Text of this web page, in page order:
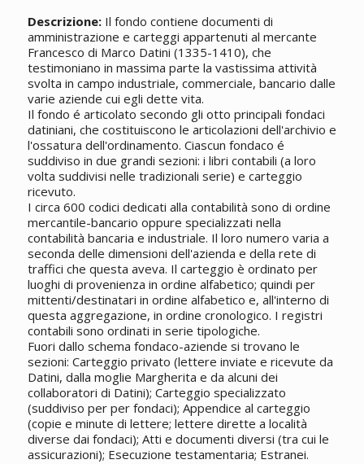
Descrizione:Il fondo contiene documenti di
amministrazione e carteggi appartenuti al mercante
Francesco di Marco Datini (1335-1410), che
testimoniano in massima parte la vastissima attività
svolta in campo industriale, commerciale, bancario dalle
varie aziende cui egli dette vita.
Il fondo é articolato secondo gli otto principali fondaci
datiniani, che costituiscono le articolazioni dell'archivio e
l'ossatura dell'ordinamento. Ciascun fondaco é
suddiviso in due grandi sezioni: i libri contabili (a loro
volta suddivisi nelle tradizionali serie) e carteggio
ricevuto.
I circa 600 codici dedicati alla contabilità sono di ordine
mercantile-bancario oppure specializzati nella
contabilità bancaria e industriale. Il loro numero varia a
seconda delle dimensioni dell'azienda e della rete di
traffici che questa aveva. Il carteggio è ordinato per
luoghi di provenienza in ordine alfabetico; quindi per
mittenti/destinatari in ordine alfabetico e, all'interno di
questa aggregazione, in ordine cronologico. I registri
contabili sono ordinati in serie tipologiche.
Fuori dallo schema fondaco-aziende si trovano le
sezioni: Carteggio privato (lettere inviate e ricevute da
Datini, dalla moglie Margherita e da alcuni dei
collaboratori di Datini); Carteggio specializzato
(suddiviso per per fondaci); Appendice al carteggio
(copie e minute di lettere; lettere dirette a località
diverse dai fondaci); Atti e documenti diversi (tra cui le
assicurazioni); Esecuzione testamentaria; Estranei.